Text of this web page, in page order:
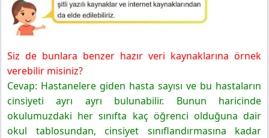
Siz de bunlara benzer hazır veri kaynaklarına örnek
verebilir misiniz?
Cevap: Hastanelere giden hasta sayısı ve bu hastaların
cinsiyeti ayrı ayrı bulunabilir. Bunun haricinde
okulumuzdaki her sınıfta kaç öğrenci olduğuna dair
okul tablosundan, cinsiyet sınıflandırmasına kadar